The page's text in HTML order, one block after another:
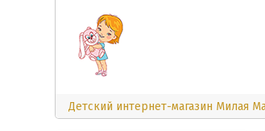
Детский интернет-магазин Милая